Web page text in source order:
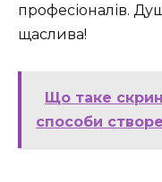
професіоналів.
щаслива!
Що таке
способи